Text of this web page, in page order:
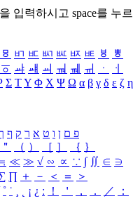
을 입력하시고 space를 누르
ㅱ ㅲ ㅳ ㅴ ㅵ ㅶ ㅷ ㅸ
ㅹ
ㆆ ㆇ ㆈ ㆉ ㆊ ㆋ ㆌ ㆍ
ㆎ
Σ ΤΥ Φ Χ Ψ Ω α β γ δ ε ζ η
פ ם ן ו ט א ר ק ף
＂ （ ） ［ ］ ｛ ｝
≪ ≫ √ ∽ ∝ ∵ ∫ ∬ ∈ ∋
∏ ＋ － ＜ ＝
＞
˚ ˙ ¸ ¡ ¿ ː ！ ＇ ， ． ／
：